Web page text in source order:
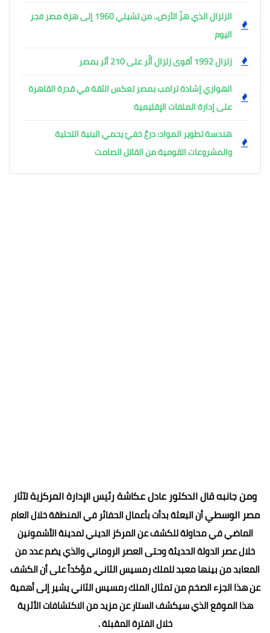
الزلزال الذي هزّ الأرض.. من تشيلي 1960 إلى هزة مصر فجر
اليوم
زلزال 1992 أقوى زلزال أثّر على 210 أثر بمصر
الهواري إشادة ترامب بمصر تعكس الثقة في قدرة القاهرة
على إدارة الملفات الإقليمية
هندسة تطوير المواد: درعٌ خفيّ يحمي البنية التحتية
والمشروعات القومية من القاتل الصامت
ومن جانبه قال الدكتور عادل عكاشة رئيس الإدارة المركزية لآثار
مصر الوسطيأن البعثة بدأت بأعمال الحفائر في المنطقة خلال العام
الماضي في محاولة للكشف عن المركز الديني لمدينة الأشمونين
خلال عصر الدولة الحديثة وحتى العصر الروماني والذي يضم عدد من
المعابد من بينها معبد للملك رمسيس الثاني، مؤكداً على أن الكشف
عن هذا الجزء الصخم من تمثال الملك رمسيس الثاني يشير إلى أهمية
هذا الموقع الذي سيكشف الستار عن مزيد من الاكتشافات الأثرية
خلال الفترة المقبلة .